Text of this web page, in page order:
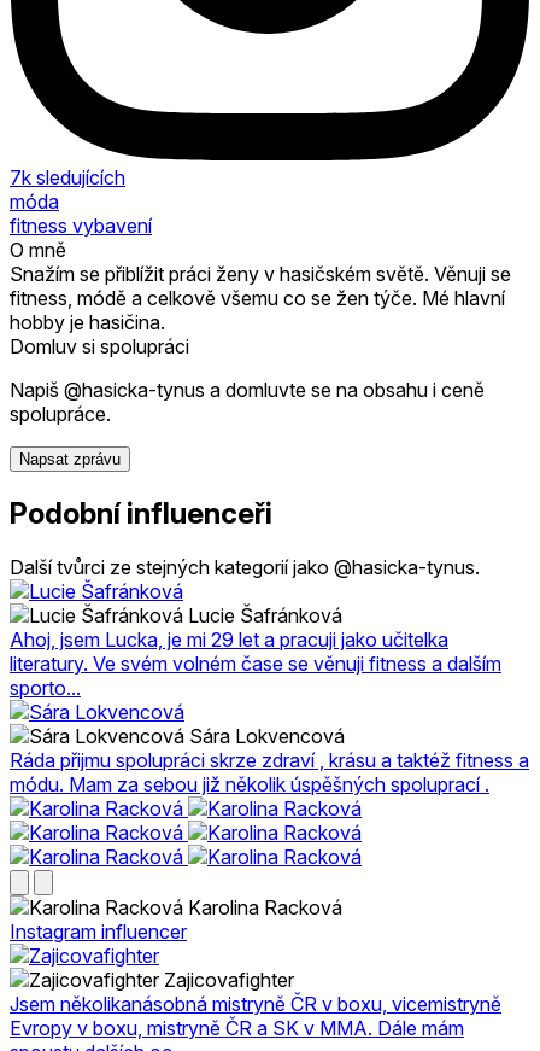
7k sledujících
móda
fitness vybavení
O mně
Snažím se přiblížit práci ženy v hasičském světě. Věnuji se
fitness, módě a celkově všemu co se žen týče. Mé hlavní
hobby je hasičina.
Domluv si spolupráci
Napiš @hasicka-tynus a domluvte se na obsahu i ceně
spolupráce.
Napsat zprávu
Podobní influenceři
Další tvůrci ze stejných kategorií jako @hasicka-tynus.
Lucie Šafránková
Ahoj, jsem Lucka, je mi 29 let a pracuji jako učitelka
literatury. Ve svém volném čase se věnuji fitness a dalším
sporto...
Sára Lokvencová
Ráda přijmu spolupráci skrze zdraví , krásu a taktéž fitness a
módu. Mam za sebou již několik úspěšných spoluprací .
Karolina Racková
Instagram influencer
Zajicovafighter
Jsem několikanásobná mistryně ČR v boxu, vicemistryně
Evropy v boxu, mistryně ČR a SK v MMA. Dále mám